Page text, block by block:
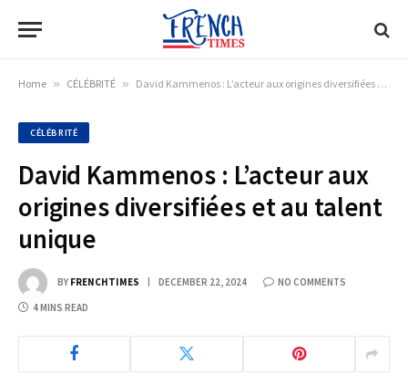
Home » CÉLÉBRITÉ » David Kammenos : L’acteur aux origines diversifiées et au talent unique
CÉLÉBRITÉ
David Kammenos : L’acteur aux
origines diversifiées et au talent
unique
BY FRENCHTIMES DECEMBER 22, 2024 NO COMMENTS
4 MINS READ